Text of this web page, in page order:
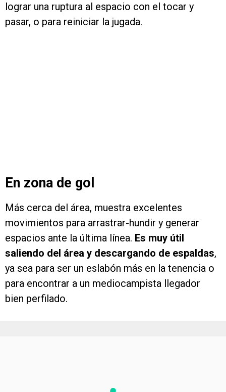
lograr una ruptura al espacio con el tocar y
pasar, o para reiniciar la jugada.
En zona de gol
Más cerca del área, muestra excelentes
movimientos para arrastrar-hundir y generar
espacios ante la última línea. Es muy útil
saliendo del área y descargando de espaldas,
ya sea para ser un eslabón más en la tenencia o
para encontrar a un mediocampista llegador
bien perfilado.